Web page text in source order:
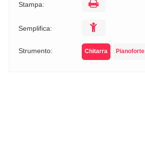
Stampa:
Semplifica:
Strumento: Chitarra Pianoforte